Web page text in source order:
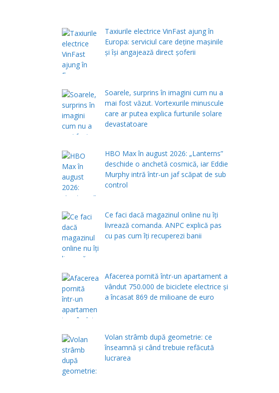
Taxiurile electrice VinFast ajung în
Europa: serviciul care deține mașinile
și își angajează direct șoferii
Soarele, surprins în imagini cum nu a
mai fost văzut. Vortexurile minuscule
care ar putea explica furtunile solare
devastatoare
HBO Max în august 2026: „Lanterns”
deschide o anchetă cosmică, iar Eddie
Murphy intră într-un jaf scăpat de sub
control
Ce faci dacă magazinul online nu îți
livrează comanda. ANPC explică pas
cu pas cum îți recuperezi banii
Afacerea pornită într-un apartament a
vândut 750.000 de biciclete electrice și
a încasat 869 de milioane de euro
Volan strâmb după geometrie: ce
înseamnă și când trebuie refăcută
lucrarea